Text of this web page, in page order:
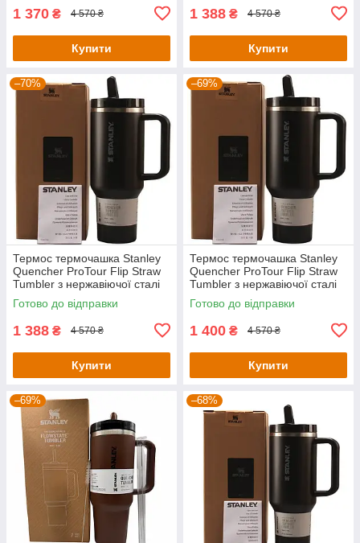
1 370 ₴ 4 570 ₴
Купити
1 388 ₴ 4 570 ₴
Купити
–70%
Термос термочашка Stanley
Quencher ProTour Flip Straw
Tumbler з нержавіючої сталі
Black 2.0 1,18 л KT6007870-
C18-Уцінка
Готово до відправки
1 388 ₴ 4 570 ₴
Купити
–69%
Термос термочашка Stanley
Quencher ProTour Flip Straw
Tumbler з нержавіючої сталі
Black 2.0 1,18 л KT6007870-
C24-Уцінка
Готово до відправки
1 400 ₴ 4 570 ₴
Купити
–69% –68%